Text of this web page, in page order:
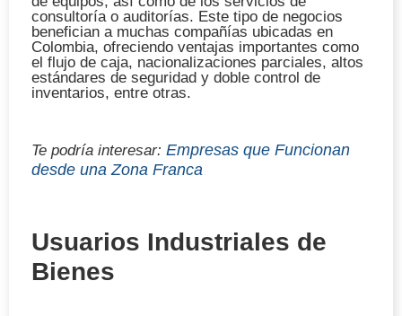
consultoría o auditorías. Este tipo de negocios
benefician a muchas compañías ubicadas en
Colombia, ofreciendo ventajas importantes como
el flujo de caja, nacionalizaciones parciales, altos
estándares de seguridad y doble control de
inventarios, entre otras.
Te podría interesar: Empresas que Funcionan
desde una Zona Franca
Usuarios Industriales de
Bienes